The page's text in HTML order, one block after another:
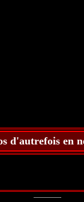
d'autrefois en